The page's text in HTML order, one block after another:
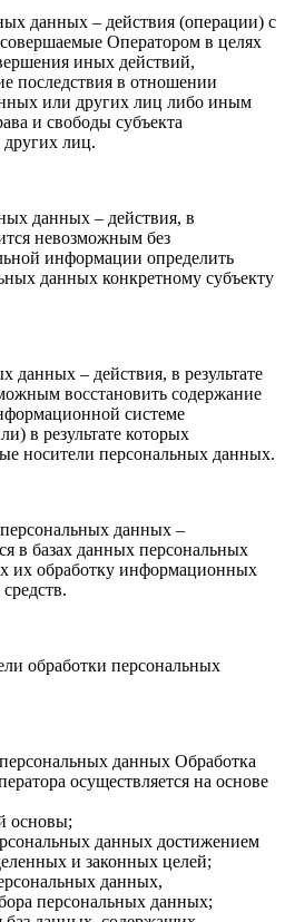
данных – действия (операции) с
Оператором в целях
иных действий,
последствия в отношении
или других лиц либо иным
и свободы субъекта
лиц.
данных – действия, в
невозможным без
информации определить
данных конкретному субъекту
данных – действия, в результате
восстановить содержание
системе
в результате которых
носители персональных данных.
данных –
в базах данных персональных
их обработку информационных
обработки персональных
данных Обработка
осуществляется на основе
основы;
данных достижением
и законных целей;
данных,
персональных данных;